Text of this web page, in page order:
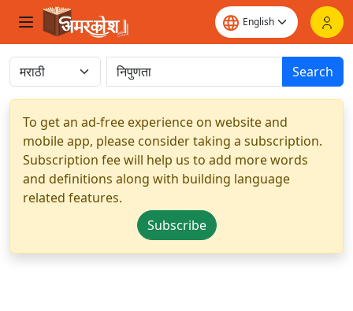
Search
To get an ad-free experience on website and
mobile app, please consider taking a subscription.
Subscription fee will help us to add more words
and definitions along with building language
related features.
Subscribe